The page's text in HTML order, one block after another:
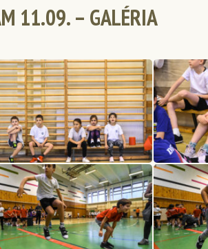
11.09. – GALÉRIA